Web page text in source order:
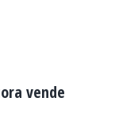
vende